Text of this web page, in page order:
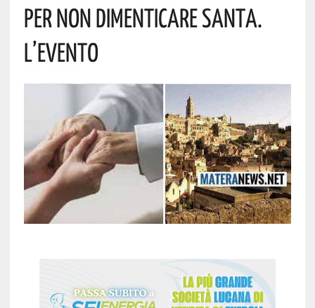
Per Non Dimenticare Santa.
L’evento